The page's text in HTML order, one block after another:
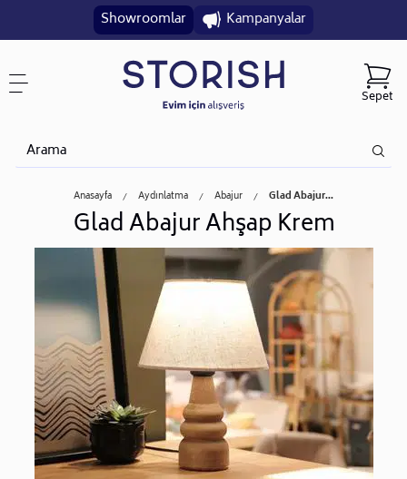
Showroomlar Kampanyalar
Sepet
Anasayfa Aydınlatma Abajur Glad Abajur...
Glad Abajur Ahşap Krem